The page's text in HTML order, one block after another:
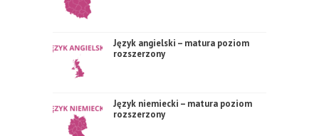
Język angielski – matura poziom
rozszerzony
Język niemiecki – matura poziom
rozszerzony